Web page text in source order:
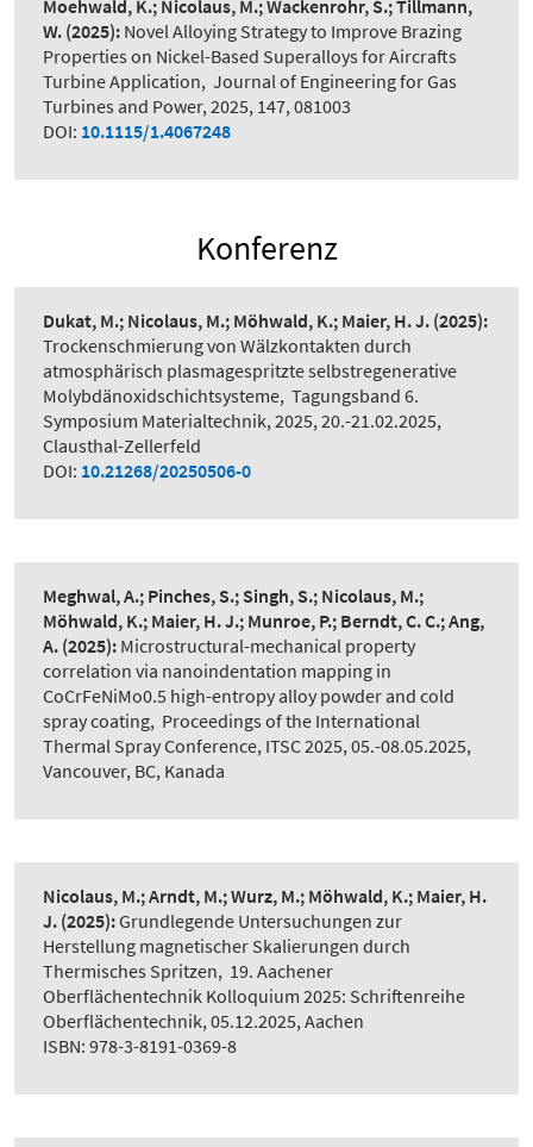
Moehwald, K.; Nicolaus, M.; Wackenrohr, S.; Tillmann,
W. (2025): Novel Alloying Strategy to Improve Brazing
Properties on Nickel-Based Superalloys for Aircrafts
Turbine Application, Journal of Engineering for Gas
Turbines and Power, 2025, 147, 081003
DOI: 10.1115/1.4067248
Konferenz
Dukat, M.; Nicolaus, M.; Möhwald, K.; Maier, H. J. (2025):
Trockenschmierung von Wälzkontakten durch
atmosphärisch plasmagespritzte selbstregenerative
Molybdänoxidschichtsysteme, Tagungsband 6.
Symposium Materialtechnik, 2025, 20.-21.02.2025,
Clausthal-Zellerfeld
DOI: 10.21268/20250506-0
Meghwal, A.; Pinches, S.; Singh, S.; Nicolaus, M.;
Möhwald, K.; Maier, H. J.; Munroe, P.; Berndt, C. C.; Ang,
A. (2025): Microstructural-mechanical property
correlation via nanoindentation mapping in
CoCrFeNiMo0.5 high-entropy alloy powder and cold
spray coating, Proceedings of the International
Thermal Spray Conference, ITSC 2025, 05.-08.05.2025,
Vancouver, BC, Kanada
Nicolaus, M.; Arndt, M.; Wurz, M.; Möhwald, K.; Maier, H.
J. (2025):Grundlegende Untersuchungen zur
Herstellung magnetischer Skalierungen durch
Thermisches Spritzen, 19. Aachener
Oberflächentechnik Kolloquium 2025: Schriftenreihe
Oberflächentechnik, 05.12.2025, Aachen
ISBN: 978-3-8191-0369-8